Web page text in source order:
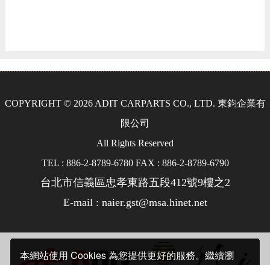
本網站使用 Cookies 為您提供更好的服務。繼續瀏
COPYRIGHT © 2026 ADIT CARPARTS CO., LTD. 東鈞企業有
限公司
All Rights Reserved
TEL : 886-2-8789-6780 FAX : 886-2-8789-6790
台北市信義區忠孝東路五段412號9樓之2
E-mail : naier.gst@msa.hinet.net